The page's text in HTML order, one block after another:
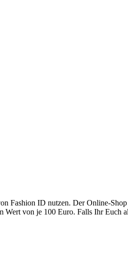
Fashion ID nutzen. Der Online-
Wert von je 100 Euro. Falls Ihr Euch